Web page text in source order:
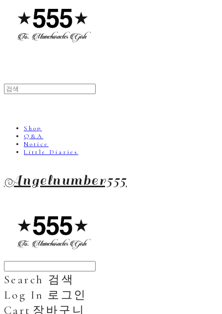
Shop
Q&A
Notice
Little Diaries
Angelnumber555
Search 검색
Log In 로그인
Cart 장바구니